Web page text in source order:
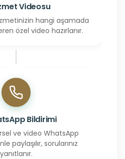
Videosu
hangi aşamada
özel video hazırlanır.
Bildirimi
ve video WhatsApp
paylaşılır, sorularınız
yanıtlanır.